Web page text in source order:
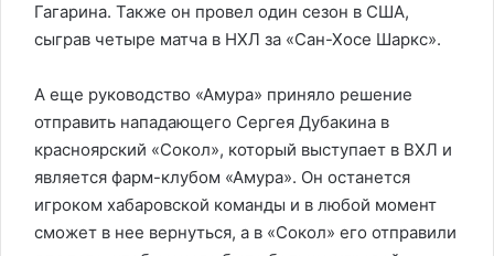
Гагарина. Также он провел один сезон в США,
сыграв четыре матча в НХЛ за «Сан-Хосе Шаркс».
А еще руководство «Амура» приняло решение
отправить нападающего Сергея Дубакина в
красноярский «Сокол», который выступает в ВХЛ и
является фарм-клубом «Амура». Он останется
игроком хабаровской команды и в любой момент
сможет в нее вернуться, а в «Сокол» его отправили